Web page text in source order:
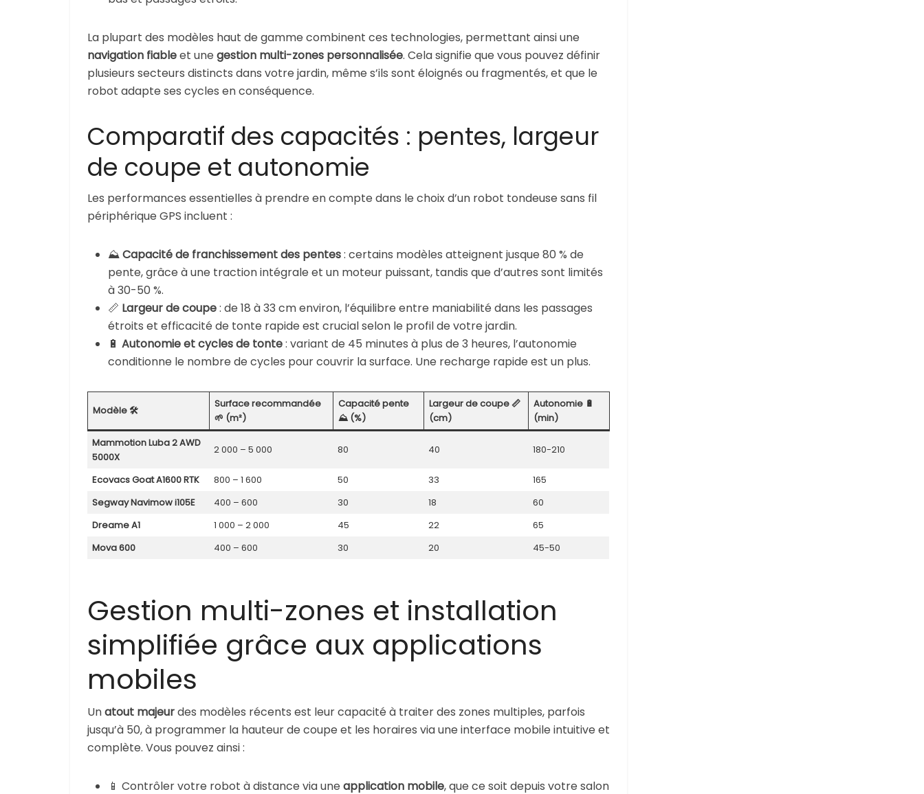
La plupart des modèles haut de gamme combinent ces technologies, permettant ainsi une
navigation fiableet une gestion multi-zones personnalisée. Cela signifie que vous pouvez définir
plusieurs secteurs distincts dans votre jardin, même s’ils sont éloignés ou fragmentés, et que le
robot adapte ses cycles en conséquence.
Comparatif des capacités : pentes, largeur
de coupe et autonomie
Les performances essentielles à prendre en compte dans le choix d’un robot tondeuse sans fil
périphérique GPS incluent :
⛰️Capacité de franchissement des pentes: certains modèles atteignent jusque 80 % de
pente, grâce à une traction intégrale et un moteur puissant, tandis que d’autres sont limités
à 30-50 %.
📏 Largeur de coupe: de 18 à 33 cm environ, l’équilibre entre maniabilité dans les passages
étroits et efficacité de tonte rapide est crucial selon le profil de votre jardin.
🔋 Autonomie et cycles de tonte: variant de 45 minutes à plus de 3 heures, l’autonomie
conditionne le nombre de cycles pour couvrir la surface. Une recharge rapide est un plus.
Modèle 🛠️
Surface recommandée
🌱 (m²)
Capacité pente
⛰️ (%)
Largeur de coupe 📏
(cm)
Autonomie 🔋
(min)
Mammotion Luba 2 AWD
5000X
2 000 – 5 000 80 40 180-210
Ecovacs Goat A1600 RTK 800 – 1 600 50 33
165
Segway Navimow i105E
400 – 600 30 18
60
Dreame A1
1 000 – 2 000 45 22
65
Mova 600
400 – 600 30 20 45-50
Gestion multi-zones et installation
simplifiée grâce aux applications
mobiles
Unatout majeurdes modèles récents est leur capacité à traiter des zones multiples, parfois
jusqu’à 50, à programmer la hauteur de coupe et les horaires via une interface mobile intuitive et
complète. Vous pouvez ainsi :
📱 Contrôler votre robot à distance via une application mobile, que ce soit depuis votre salon